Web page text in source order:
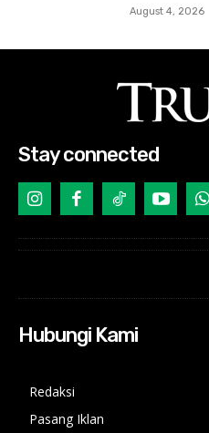
August 4, 2026
Stay connected
Hubungi Kami
Redaksi
Pasang Iklan